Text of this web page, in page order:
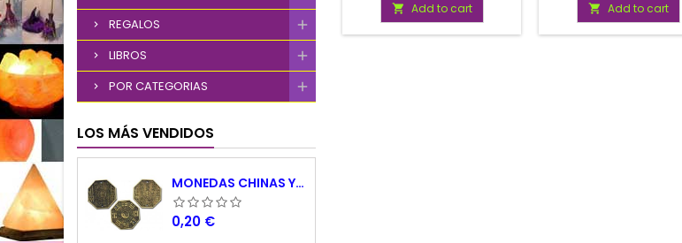
REGALOS
LIBROS
POR CATEGORIAS
LOS MÁS VENDIDOS
MONEDAS CHINAS YING YANG
Precio
0,20 €
 Add to cart  Add to cart